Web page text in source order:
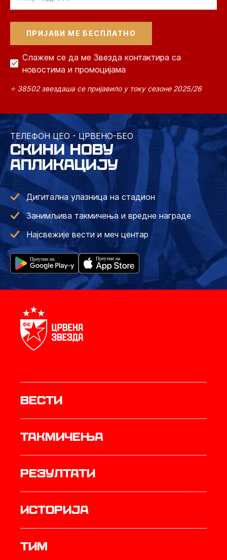
Слажем се да ме Звезда контактира са
новостима и промоцијама
⭐ 38502 звездаша се пријавило у току сезоне 2025/26
ТЕЛЕФОН ЦЕО - ЦРВЕНО-БЕО
СКИНИ НОВУ
АПЛИКАЦИЈУ
Дигитална улазница на стадион
Занимљива такмичења и вредне награде
Најсвежије вести и меч центар
Вести
Такмичења
резултати
историја
ТИМ